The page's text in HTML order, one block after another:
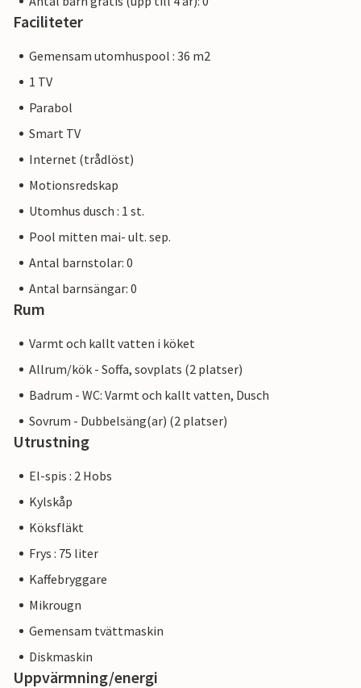
Faciliteter
Gemensam utomhuspool : 36 m2
1 TV
Parabol
Smart TV
Internet (trådlöst)
Motionsredskap
Utomhus dusch : 1 st.
Pool mitten mai- ult. sep.
Antal barnstolar: 0
Antal barnsängar: 0
Rum
Varmt och kallt vatten i köket
Allrum/kök - Soffa, sovplats (2 platser)
Badrum - WC: Varmt och kallt vatten, Dusch
Sovrum - Dubbelsäng(ar) (2 platser)
Utrustning
El-spis : 2 Hobs
Kylskåp
Köksfläkt
Frys : 75 liter
Kaffebryggare
Mikrougn
Gemensam tvättmaskin
Diskmaskin
Uppvärmning/energi